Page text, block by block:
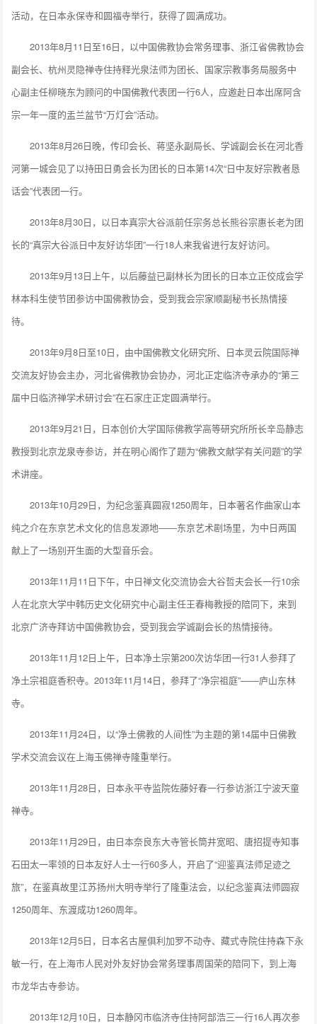
活动，在日本永保寺和圆福寺举行，获得了圆满成功。
2013年8月11日至16日，以中国佛教协会常务理事、浙江省佛教协会
副会长、杭州灵隐禅寺住持释光泉法师为团长、国家宗教事务局服务中
心副主任柳晓东为顾问的中国佛教代表团一行6人，应邀赴日本出席阿含
宗一年一度的盂兰盆节“万灯会”活动。
2013年8月26日晚，传印会长、蒋坚永副局长、学诚副会长在河北香
河第一城会见了以持田日勇会长为团长的日本第14次“日中友好宗教者恳
话会”代表团一行。
2013年8月30日，以日本真宗大谷派前任宗务总长熊谷宗惠长老为团
长的“真宗大谷派日中友好访华团”一行18人来我省进行友好访问。
2013年9月13日上午，以后藤益已副林长为团长的日本立正佼成会学
林本科生使节团参访中国佛教协会，受到我会宗家顺副秘书长热情接
待。
2013年9月8日至10日，由中国佛教文化研究所、日本灵云院国际禅
交流友好协会主办，河北省佛教协会协办，河北正定临济寺承办的“第三
届中日临济禅学术研讨会”在石家庄正定圆满举行。
2013年9月21日，日本创价大学国际佛教学高等研究所所长辛岛静志
教授到北京龙泉寺参访，并在明心阁作了题为“佛教文献学有关问题”的学
术讲座。
2013年10月29日，为纪念鉴真圆寂1250周年，日本著名作曲家山本
纯之介在东京艺术文化的信息发源地——东京艺术剧场里，为中日两国
献上了一场别开生面的大型音乐会。
2013年11月11日下午，中日禅文化交流协会大谷哲夫会长一行10余
人在北京大学中韩历史文化研究中心副主任王春梅教授的陪同下，来到
北京广济寺拜访中国佛教协会，受到我会学诚副会长的热情接待。
2013年11月12日上午，日本净土宗第200次访华团一行31人参拜了
净土宗祖庭香积寺。2013年11月14日，参拜了“净宗祖庭”——庐山东林
寺。
2013年11月24日，以“净土佛教的人间性”为主题的第14届中日佛教
学术交流会议在上海玉佛禅寺隆重举行。
2013年11月28日，日本永平寺监院佐藤好春一行参访浙江宁波天童
禅寺。
2013年11月29日，由日本奈良东大寺管长筒井宽昭、唐招提寺知事
石田太一率领的日本友好人士一行60多人，开启了“迎鉴真法师足迹之
旅”，在鉴真故里江苏扬州大明寺举行了隆重法会，以纪念鉴真法师圆寂
1250周年、东渡成功1260周年。
2013年12月5日，日本名古屋俱利加罗不动寺、藏式寺院住持森下永
敏一行，在上海市人民对外友好协会常务理事周国荣的陪同下，到上海
市龙华古寺参访。
2013年12月10日，日本静冈市临济寺住持阿部浩三一行16人再次参